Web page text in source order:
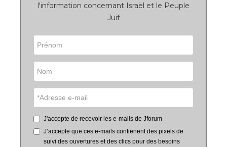
l'information concernant Israël et le Peuple
Juif
J'accepte de recevoir les e-mails de Jforum
J’accepte que ces e-mails contienent des pixels de
suivi des ouvertures et des clics pour des besoins